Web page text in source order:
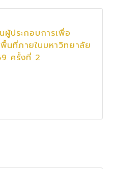
ผู้ประกอบการเพื่อ
นที่ภายในมหาวิทยาลัย
ครั้งที่ 2